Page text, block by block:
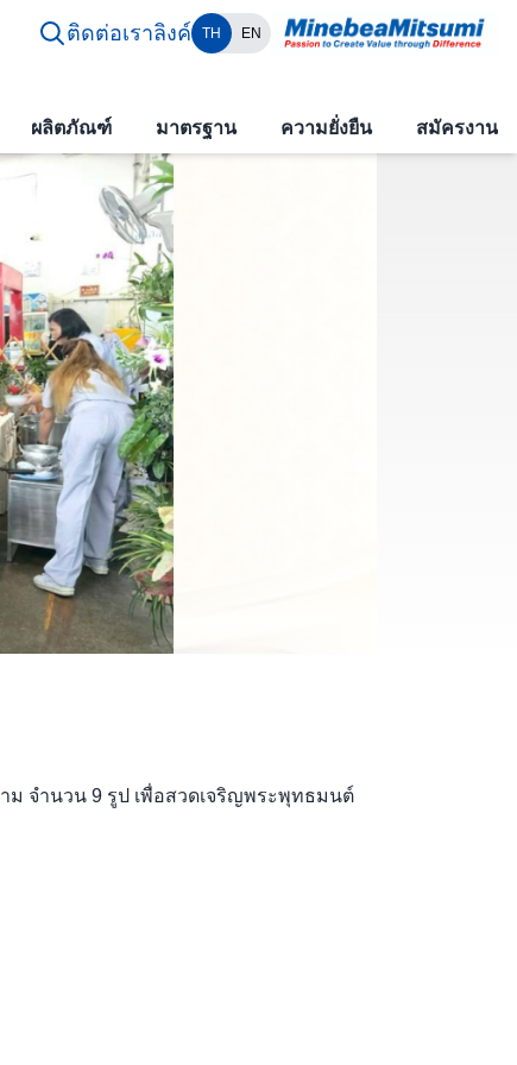
ติดต่อเราลิงค์ TH EN
ผลิตภัณฑ์ มาตรฐาน ความยั่งยืน สมัครงาน
จำนวน 9 รูป เพื่อสวดเจริญพระพุทธมนต์